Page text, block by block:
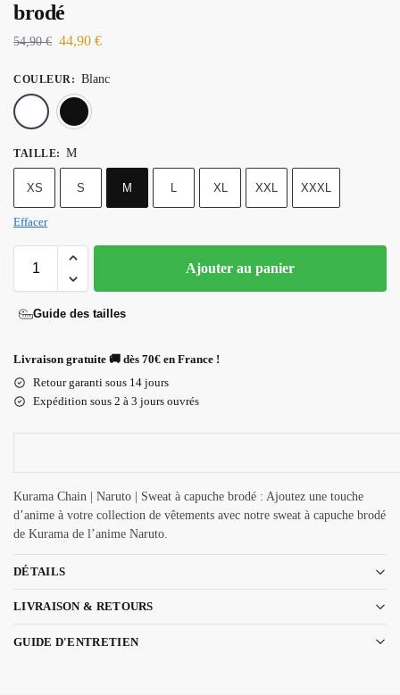
brodé
54,90€ 44,90 €
COULEUR : Blanc
TAILLE: M
XS S M L XL XXL XXXL
Effacer
Ajouter au panier
Guide des tailles
Livraison gratuite 🚚 dès 70€ en France !
Retour garanti sous 14 jours
Expédition sous 2 à 3 jours ouvrés
Kurama Chain | Naruto | Sweat à capuche brodé : Ajoutez une touche
d’anime à votre collection de vêtements avec notre sweat à capuche brodé
de Kurama de l’anime Naruto.
DÉTAILS
LIVRAISON & RETOURS
GUIDE D'ENTRETIEN